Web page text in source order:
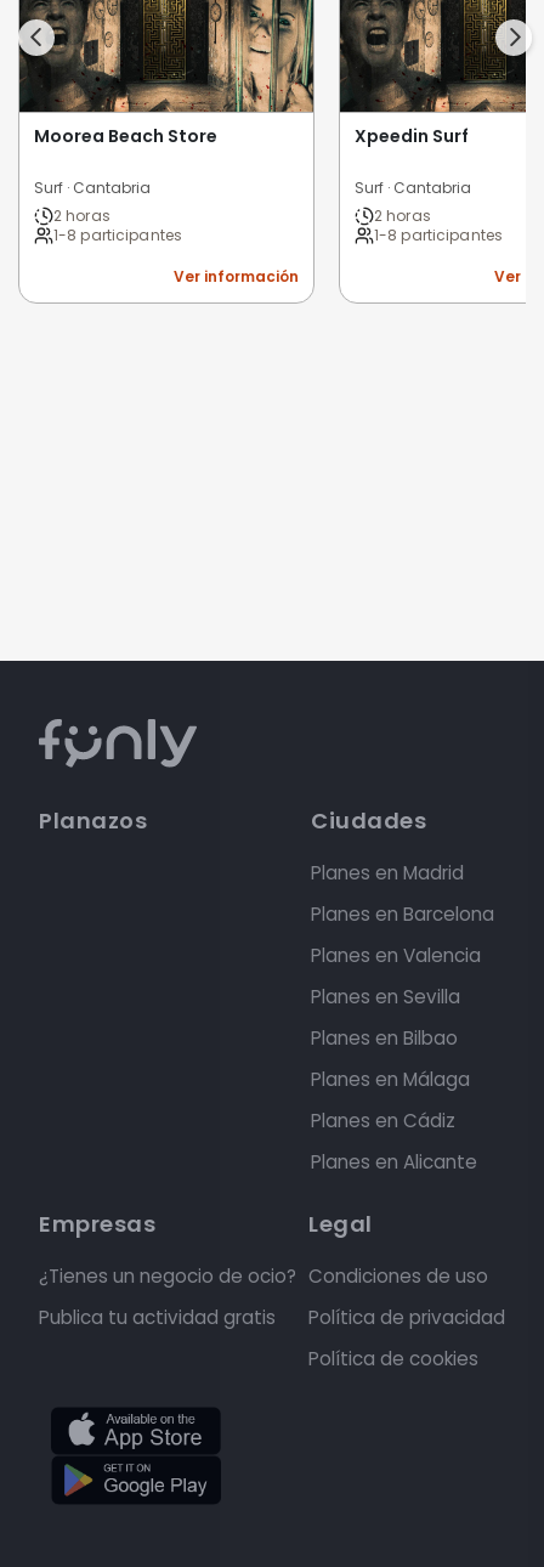
Moorea Beach Store
Surf · Cantabria
2 horas
1-8 participantes
Ver información
Xpeedin Surf
Surf · Cantabria
2 horas
1-8 participantes
Ver
Planazos Ciudades
Planes en Madrid
Planes en Barcelona
Planes en Valencia
Planes en Sevilla
Planes en Bilbao
Planes en Málaga
Planes en Cádiz
Planes en Alicante
Empresas
¿Tienes un negocio de ocio?
Publica tu actividad gratis
Legal
Condiciones de uso
Política de privacidad
Política de cookies